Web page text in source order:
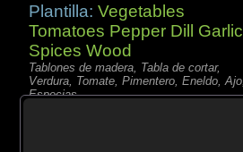
Plantilla:Vegetables
Tomatoes Pepper Dill Garlic
Spices Wood
Tablones de madera, Tabla de cortar,
Verdura, Tomate, Pimentero, Eneldo, Ajo,
Especias,